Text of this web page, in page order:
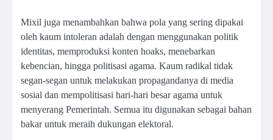
Mixil juga menambahkan bahwa pola yang sering dipakai
oleh kaum intoleran adalah dengan menggunakan politik
identitas, memproduksi konten hoaks, menebarkan
kebencian, hingga politisasi agama. Kaum radikal tidak
segan-segan untuk melakukan propagandanya di media
sosial dan mempolitisasi hari-hari besar agama untuk
menyerang Pemerintah. Semua itu digunakan sebagai bahan
bakar untuk meraih dukungan elektoral.